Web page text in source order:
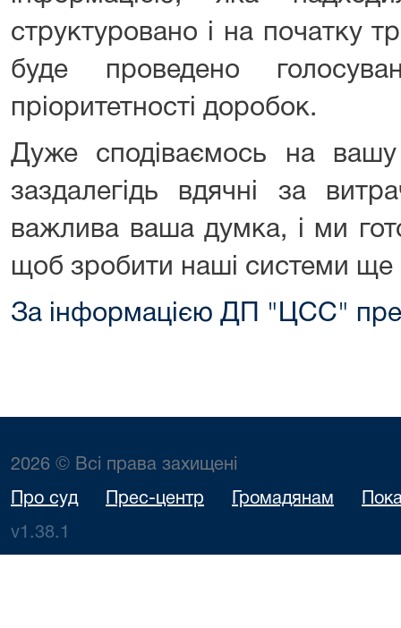
структуровано і на початку
буде проведено
пріоритетності доробок.
Дуже сподіваємось на вашу
заздалегідь вдячні за
важлива ваша думка, і ми
щоб зробити наші системи
За інформацією ДП "ЦСС"
2026 © Всі права захищені
Про суд Прес-центр Громадянам
v1.38.1